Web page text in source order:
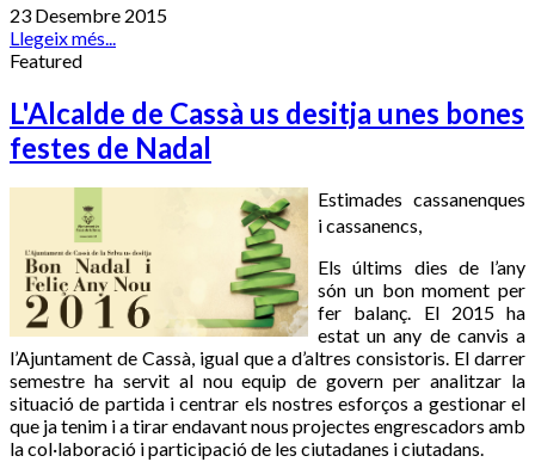
23 Desembre 2015
Llegeix més...
Featured
L'Alcalde de Cassà us desitja unes bones
festes de Nadal
Estimades cassanenques
i cassanencs,
Els últims dies de l’any
són un bon moment per
fer balanç. El 2015 ha
estat un any de canvis a
l’Ajuntament de Cassà, igual que a d’altres consistoris. El darrer
semestre ha servit al nou equip de govern per analitzar la
situació de partida i centrar els nostres esforços a gestionar el
que ja tenim i a tirar endavant nous projectes engrescadors amb
la col·laboració i participació de les ciutadanes i ciutadans.